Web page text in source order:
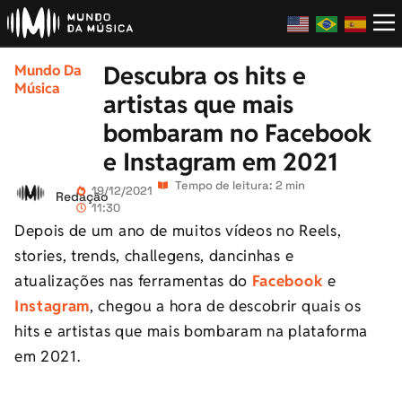
Mundo Da
Música
Descubra os hits e
artistas que mais
bombaram no Facebook
e Instagram em 2021
Redação19/12/2021
11:30
Tempo de leitura: 2 min
Depois de um ano de muitos vídeos no Reels,
stories, trends, challegens, dancinhas e
atualizações nas ferramentas do Facebook e
Instagram, chegou a hora de descobrir quais os
hits e artistas que mais bombaram na plataforma
em 2021.